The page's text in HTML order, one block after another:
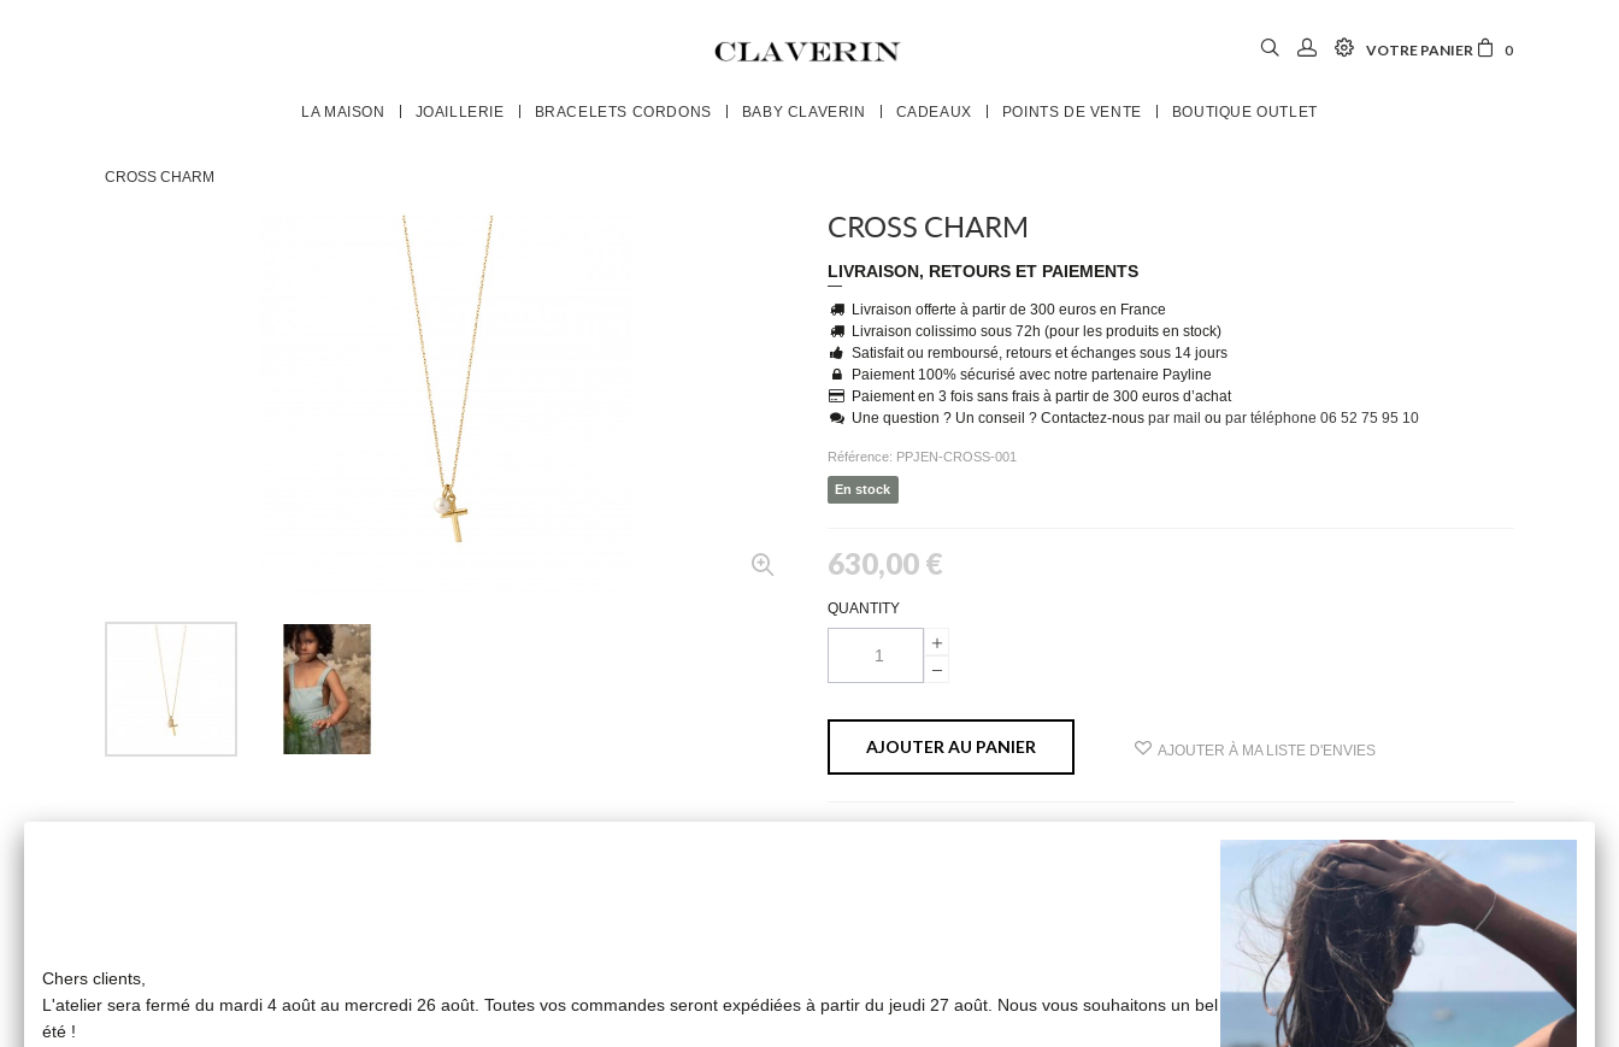
VOTRE PANIER 0
LA MAISON JOAILLERIE BRACELETS CORDONS BABY CLAVERIN CADEAUX POINTS DE VENTE BOUTIQUE OUTLET
CROSS CHARM
CROSS CHARM
LIVRAISON, RETOURS ET PAIEMENTS
Livraison offerte à partir de 300 euros en France
Livraison colissimo sous 72h (pour les produits en stock)
Satisfait ou remboursé, retours et échanges sous 14 jours
Paiement 100% sécurisé avec notre partenaire Payline
Paiement en 3 fois sans frais à partir de 300 euros d’achat
Une question ? Un conseil ? Contactez-nous par mail ou par téléphone 06 52 75 95 10
Référence: PPJEN-CROSS-001
En stock
630,00 €
QUANTITY
AJOUTER AU PANIER AJOUTER À MA LISTE D'ENVIES
Chers clients,
L'atelier sera fermé du mardi 4 août au mercredi 26 août. Toutes vos commandes seront expédiées à partir du jeudi 27 août. Nous vous souhaitons un bel
été !